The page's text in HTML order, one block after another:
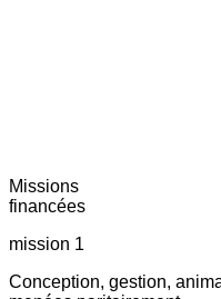
Missions
financées
mission 1
Conception, gestion,